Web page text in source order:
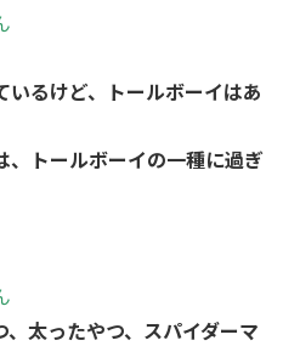
るけど、トールボーイはあ
、トールボーイの一種に過ぎ
太ったやつ、スパイダーマ